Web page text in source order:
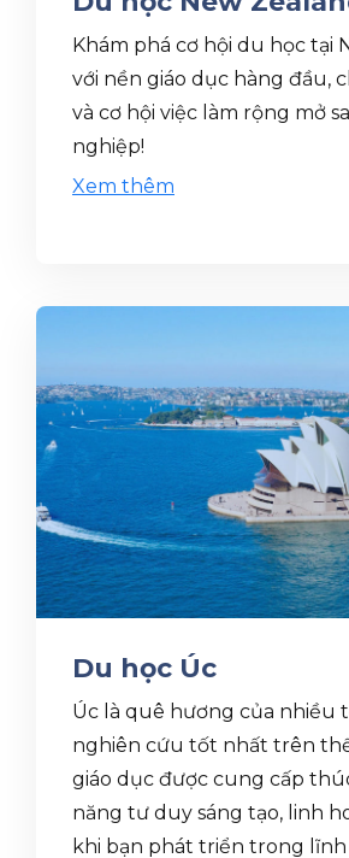
Khám phá cơ hội du học tại
với nền giáo dục hàng đầu,
và cơ hội việc làm rộng mở
nghiệp!
Xem thêm
Du học Úc
Úc là quê hương của nhiều
nghiên cứu tốt nhất trên
giáo dục được cung cấp
năng tư duy sáng tạo, linh
khi bạn phát triển trong lĩnh